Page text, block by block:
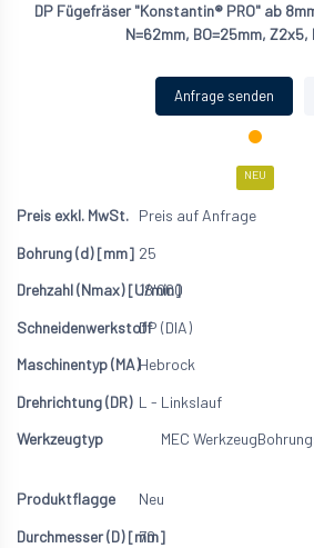
DP Fügefräser "Konstantin® PRO" ab
N=62mm, BO=25mm,
NEU
Preis auf Anfrage
25
18'000
DP (DIA)
Hebrock
L - Linkslauf
MEC Werkzeug
Neu
70